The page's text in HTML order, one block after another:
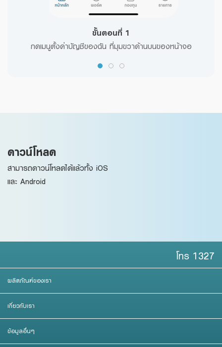
ขั้นตอนที่ 1
กดเมนูตั้งค่าบัญชีของฉัน ที่มุมขวาด้านบนของหน้าจอ
ดาวน์โหลด
สามารถดาวน์โหลดได้แล้วทั้ง iOS
และ Android
โทร 1327
ผลิตภัณฑ์ของเรา
เกี่ยวกับเรา
ข้อมูลอื่นๆ